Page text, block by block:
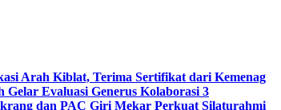
Arah Kiblat, Terima Sertifikat dari Kemenag
Evaluasi Generus Kolaborasi 3
dan PAC Giri Mekar Perkuat Silaturahmi